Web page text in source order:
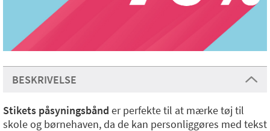
BESKRIVELSE
Stikets påsyningsbånd er perfekte til at mærke tøj til
skole og børnehaven, da de kan personliggøres med tekst